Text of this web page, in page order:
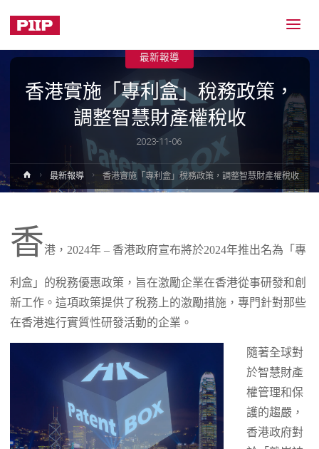
香港實施「專利盒」稅務政策，
調整智慧財產權稅收
2023-11-06
最新報導
Home最新報導 香港實施「專利盒」稅務政策，調整智慧財產權稅收
香港，2024年 – 香港政府宣布將於2024年推出名為「專
利盒」的稅務優惠政策，旨在激勵企業在香港從事研發和創
新工作。這項政策提供了稅務上的激勵措施，專門針對那些
在香港進行實質性研發活動的企業。
隨著全球對
於智慧財產
權管理和保
護的趨嚴，
香港政府對